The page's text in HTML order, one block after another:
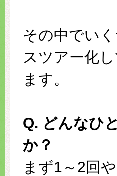
その中でい
スツアー化
ます。
Q. どんなひ
か？
まず1～2回